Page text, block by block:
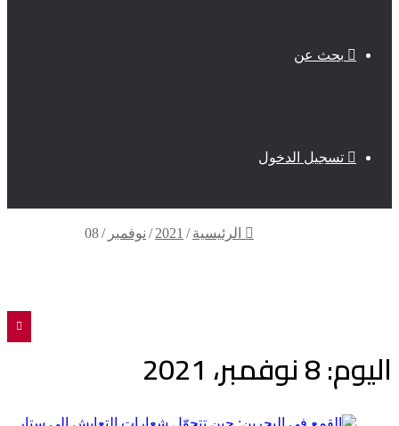
بحث عن
تسجيل الدخول
الرئيسية /
2021
/ نوفمبر /
08
اليوم:8 نوفمبر، 2021